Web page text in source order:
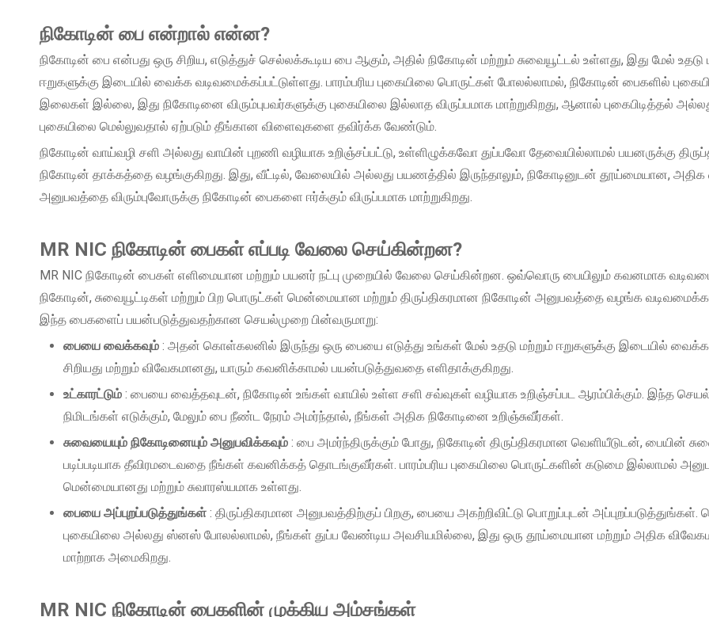
நிகோடின் பை என்றால் என்ன?
நிகோடின் பை என்பது ஒரு சிறிய, எடுத்துச் செல்லக்கூடிய பை ஆகும், அதில் நிகோடின் மற்றும் சுவையூட்டல் உள்ளது, இது மேல் உதடு
ஈறுகளுக்கு இடையில் வைக்க வடிவமைக்கப்பட்டுள்ளது. பாரம்பரிய புகையிலை பொருட்கள் போலல்லாமல், நிகோடின் பைகளில்
இலைகள் இல்லை, இது நிகோடினை விரும்புபவர்களுக்கு புகையிலை இல்லாத விருப்பமாக மாற்றுகிறது, ஆனால் புகைபிடித்தல்
புகையிலை மெல்லுவதால் ஏற்படும் தீங்கான விளைவுகளை தவிர்க்க வேண்டும்.
நிகோடின் வாய்வழி சளி அல்லது வாயின் புறணி வழியாக உறிஞ்சப்பட்டு, உள்ளிழுக்கவோ துப்பவோ தேவையில்லாமல் பயனருக்கு
நிகோடின் தாக்கத்தை வழங்குகிறது. இது, வீட்டில், வேலையில் அல்லது பயணத்தில் இருந்தாலும், நிகோடினுடன் தூய்மையான,
அனுபவத்தை விரும்புவோருக்கு நிகோடின் பைகளை ஈர்க்கும் விருப்பமாக மாற்றுகிறது.
MR NIC நிகோடின் பைகள் எப்படி வேலை செய்கின்றன?
MR NIC நிகோடின் பைகள் எளிமையான மற்றும் பயனர் நட்பு முறையில் வேலை செய்கின்றன. ஒவ்வொரு பையிலும் கவனமாக
நிகோடின், சுவையூட்டிகள் மற்றும் பிற பொருட்கள் மென்மையான மற்றும் திருப்திகரமான நிகோடின் அனுபவத்தை வழங்க
இந்த பைகளைப் பயன்படுத்துவதற்கான செயல்முறை பின்வருமாறு:
பையை வைக்கவும் : அதன் கொள்கலனில் இருந்து ஒரு பையை எடுத்து உங்கள் மேல் உதடு மற்றும் ஈறுகளுக்கு இடையில்
சிறியது மற்றும் விவேகமானது, யாரும் கவனிக்காமல் பயன்படுத்துவதை எளிதாக்குகிறது.
உட்காரட்டும் : பையை வைத்தவுடன், நிகோடின் உங்கள் வாயில் உள்ள சளி சவ்வுகள் வழியாக உறிஞ்சப்பட ஆரம்பிக்கும். இந்த
நிமிடங்கள் எடுக்கும், மேலும் பை நீண்ட நேரம் அமர்ந்தால், நீங்கள் அதிக நிகோடினை உறிஞ்சுவீர்கள்.
சுவையையும் நிகோடினையும் அனுபவிக்கவும் : பை அமர்ந்திருக்கும் போது, ​​நிகோடின் திருப்திகரமான வெளியீடுடன், பையின்
படிப்படியாக தீவிரமடைவதை நீங்கள் கவனிக்கத் தொடங்குவீர்கள். பாரம்பரிய புகையிலை பொருட்களின் கடுமை இல்லாமல்
மென்மையானது மற்றும் சுவாரஸ்யமாக உள்ளது.
பையை அப்புறப்படுத்துங்கள் : திருப்திகரமான அனுபவத்திற்குப் பிறகு, பையை அகற்றிவிட்டு பொறுப்புடன் அப்புறப்படுத்துங்கள்.
புகையிலை அல்லது ஸ்னஸ் போலல்லாமல், நீங்கள் துப்ப வேண்டிய அவசியமில்லை, இது ஒரு தூய்மையான மற்றும் அதிக
மாற்றாக அமைகிறது.
MR NIC நிகோடின் பைகளின் முக்கிய அம்சங்கள்